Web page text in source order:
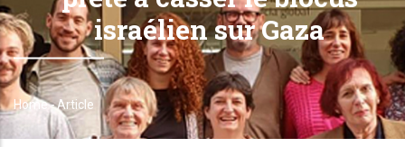
israélien sur Gaza
Breadcrumb
Home-Article